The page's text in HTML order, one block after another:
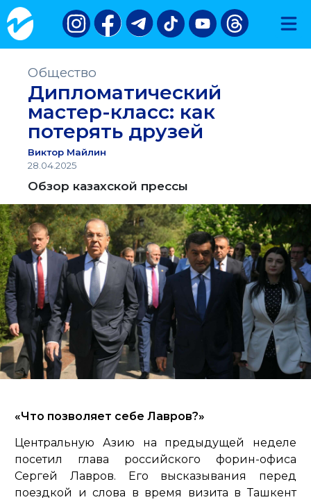
Общество
Дипломатический
мастер-класс: как
потерять друзей
Виктор Майлин
28.04.2025
Обзор казахской прессы
«Что позволяет себе Лавров?»
Центральную Азию на предыдущей неделе
посетил глава российского форин-офиса
Сергей Лавров. Его высказывания перед
поездкой и слова в время визита в Ташкент